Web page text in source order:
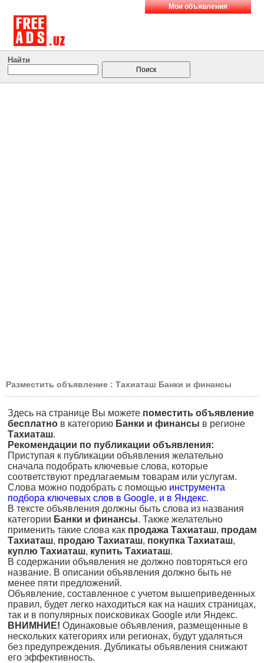
Мои объявления
Найти
Разместить объявление : Тахиаташ Банки и финансы
Здесь на странице Вы можете поместить объявление
бесплатно в категорию Банки и финансы в регионе
Тахиаташ.
Рекомендации по публикации объявления:
Приступая к публикации объявления желательно
сначала подобрать ключевые слова, которые
соответствуют предлагаемым товарам или услугам.
Слова можно подобрать с помощью инструмента
подбора ключевых слов в Google, и в Яндекс.
В тексте объявления должны быть слова из названия
категории Банки и финансы. Также желательно
применить такие слова как продажа Тахиаташ, продам
Тахиаташ, продаю Тахиаташ, покупка Тахиаташ,
куплю Тахиаташ, купить Тахиаташ.
В содержании объявления не должно повторяться его
название. В описании объявления должно быть не
менее пяти предложений.
Объявление, составленное с учетом вышеприведенных
правил, будет легко находиться как на наших страницах,
так и в популярных поисковиках Google или Яндекс.
ВНИМНИЕ! Одинаковые объявления, размещенные в
нескольких категориях или регионах, будут удаляться
без предупреждения. Дубликаты объявления снижают
его эффективность.